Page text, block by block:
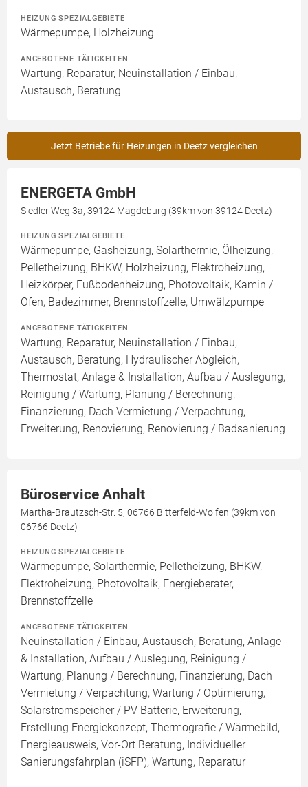
HEIZUNG SPEZIALGEBIETE
Wärmepumpe, Holzheizung
ANGEBOTENE TÄTIGKEITEN
Wartung, Reparatur, Neuinstallation / Einbau,
Austausch, Beratung
Jetzt Betriebe für Heizungen in Deetz vergleichen
ENERGETA GmbH
Siedler Weg 3a, 39124 Magdeburg (39km von 39124 Deetz)
HEIZUNG SPEZIALGEBIETE
Wärmepumpe, Gasheizung, Solarthermie, Ölheizung,
Pelletheizung, BHKW, Holzheizung, Elektroheizung,
Heizkörper, Fußbodenheizung, Photovoltaik, Kamin /
Ofen, Badezimmer, Brennstoffzelle, Umwälzpumpe
ANGEBOTENE TÄTIGKEITEN
Wartung, Reparatur, Neuinstallation / Einbau,
Austausch, Beratung, Hydraulischer Abgleich,
Thermostat, Anlage & Installation, Aufbau / Auslegung,
Reinigung / Wartung, Planung / Berechnung,
Finanzierung, Dach Vermietung / Verpachtung,
Erweiterung, Renovierung, Renovierung / Badsanierung
Büroservice Anhalt
Martha-Brautzsch-Str. 5, 06766 Bitterfeld-Wolfen (39km von
06766 Deetz)
HEIZUNG SPEZIALGEBIETE
Wärmepumpe, Solarthermie, Pelletheizung, BHKW,
Elektroheizung, Photovoltaik, Energieberater,
Brennstoffzelle
ANGEBOTENE TÄTIGKEITEN
Neuinstallation / Einbau, Austausch, Beratung, Anlage
& Installation, Aufbau / Auslegung, Reinigung /
Wartung, Planung / Berechnung, Finanzierung, Dach
Vermietung / Verpachtung, Wartung / Optimierung,
Solarstromspeicher / PV Batterie, Erweiterung,
Erstellung Energiekonzept, Thermografie / Wärmebild,
Energieausweis, Vor-Ort Beratung, Individueller
Sanierungsfahrplan (iSFP), Wartung, Reparatur